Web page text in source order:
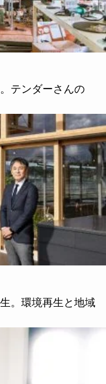
テンダーさんの
。環境再生と地域